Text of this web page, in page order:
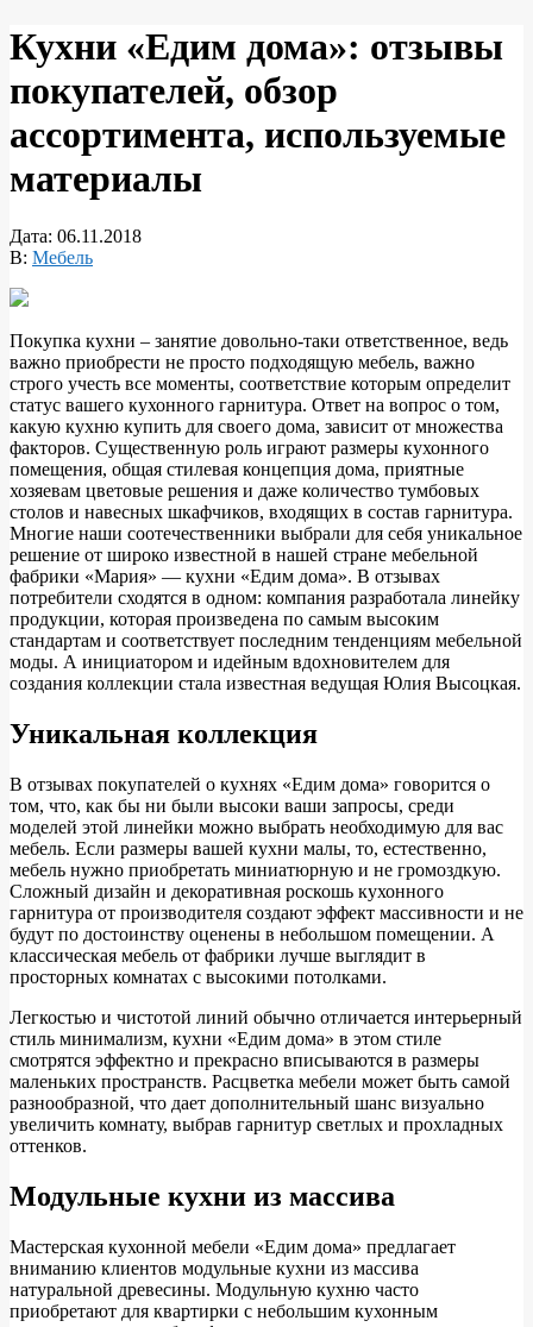
Кухни «Едим дома»: отзывы
покупателей, обзор
ассортимента, используемые
материалы
Дата: 06.11.2018
В: Мебель
Покупка кухни – занятие довольно-таки ответственное, ведь
важно приобрести не просто подходящую мебель, важно
строго учесть все моменты, соответствие которым определит
статус вашего кухонного гарнитура. Ответ на вопрос о том,
какую кухню купить для своего дома, зависит от множества
факторов. Существенную роль играют размеры кухонного
помещения, общая стилевая концепция дома, приятные
хозяевам цветовые решения и даже количество тумбовых
столов и навесных шкафчиков, входящих в состав гарнитура.
Многие наши соотечественники выбрали для себя уникальное
решение от широко известной в нашей стране мебельной
фабрики «Мария» — кухни «Едим дома». В отзывах
потребители сходятся в одном: компания разработала линейку
продукции, которая произведена по самым высоким
стандартам и соответствует последним тенденциям мебельной
моды. А инициатором и идейным вдохновителем для
создания коллекции стала известная ведущая Юлия Высоцкая.
Уникальная коллекция
В отзывах покупателей о кухнях «Едим дома» говорится о
том, что, как бы ни были высоки ваши запросы, среди
моделей этой линейки можно выбрать необходимую для вас
мебель. Если размеры вашей кухни малы, то, естественно,
мебель нужно приобретать миниатюрную и не громоздкую.
Сложный дизайн и декоративная роскошь кухонного
гарнитура от производителя создают эффект массивности и не
будут по достоинству оценены в небольшом помещении. А
классическая мебель от фабрики лучше выглядит в
просторных комнатах с высокими потолками.
Легкостью и чистотой линий обычно отличается интерьерный
стиль минимализм, кухни «Едим дома» в этом стиле
смотрятся эффектно и прекрасно вписываются в размеры
маленьких пространств. Расцветка мебели может быть самой
разнообразной, что дает дополнительный шанс визуально
увеличить комнату, выбрав гарнитур светлых и прохладных
оттенков.
Модульные кухни из массива
Мастерская кухонной мебели «Едим дома» предлагает
вниманию клиентов модульные кухни из массива
натуральной древесины. Модульную кухню часто
приобретают для квартирки с небольшим кухонным